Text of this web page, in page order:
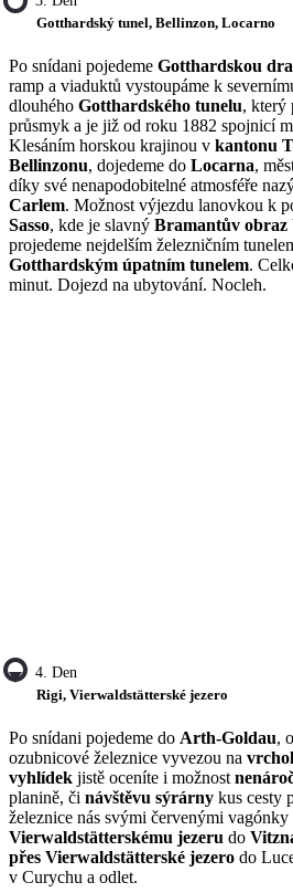
Gotthardský tunel, Bellinzon, Locarno
Po snídani pojedeme Gotthardskou
ramp a viaduktů vystoupáme k
dlouhého Gotthardského tunelu, který
průsmyk a je již od roku 1882 spojnicí
Klesáním horskou krajinou v kantonu
Bellinzonu, dojedeme do Locarna,
díky své nenapodobitelné atmosféře
Carlem. Možnost výjezdu lanovkou k
Sasso, kde je slavný Bramantův obraz
projedeme nejdelším železničním
Gotthardským úpatním tunelem.
minut. Dojezd na ubytování. Nocleh.
4. Den
Rigi, Vierwaldstätterské jezero
Po snídani pojedeme do Arth-Goldau,
ozubnicové železnice vyvezou na
vyhlídek jistě oceníte i možnost
planině, či návštěvu sýrárny kus cesty
železnice nás svými červenými
Vierwaldstätterskému jezeru do
přes Vierwaldstätterské jezero do
v Curychu a odlet.